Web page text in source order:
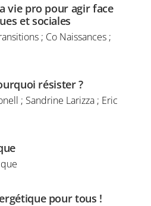
vie pro pour agir face
et sociales
; Co Naissances ;
résister ?
; Sandrine Larizza ; Eric
pour tous !